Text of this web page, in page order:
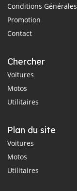
Conditions Générales
Promotion
Contact
Chercher
Voitures
Motos
Utilitaires
Plan du site
Voitures
Motos
Utilitaires